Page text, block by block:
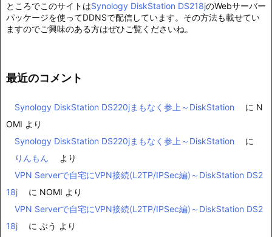
ところでこのサイトはSynology DiskStation DS218jのWebサーバー
パッケージを使ってDDNSで配信しています。その方法も載せてい
ますのでご興味のある方はぜひご覧くださいね。
最近のコメント
Synology DiskStation DS220jまもなく参上～DiskStation に N
OMI より
Synology DiskStation DS220jまもなく参上～DiskStation
に
りんもん
より
VPN Serverで自宅にVPN接続(L2TP/IPSec編)～DiskStation DS2
18j
に NOMI より
VPN Serverで自宅にVPN接続(L2TP/IPSec編)～DiskStation DS2
18j
に ぶう より